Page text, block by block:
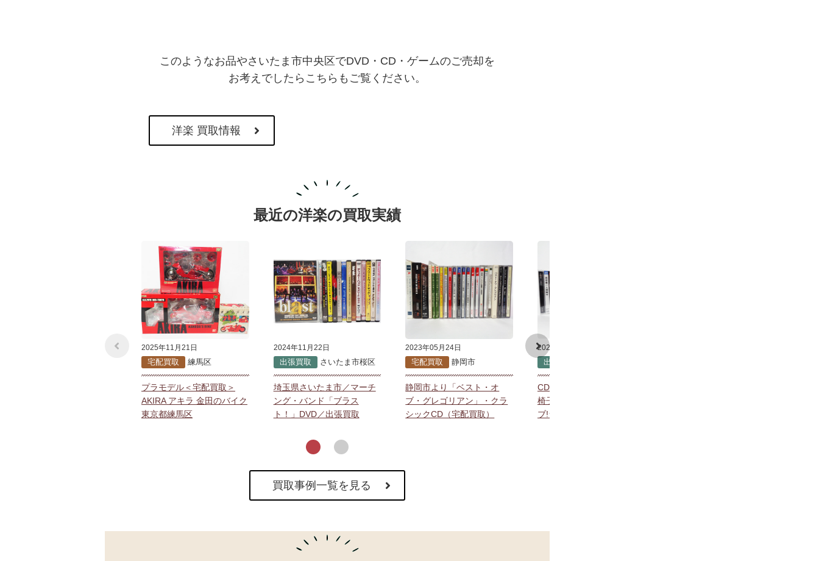
このようなお品やさいたま市中央区でDVD・CD・ゲームのご売却を
お考えでしたらこちらもご覧ください。
洋楽 買取情報
最近の洋楽の買取実績
2025年11月21日
宅配買取 練馬区
プラモデル＜宅配買取＞
AKIRA アキラ 金田のバイク
東京都練馬区
2024年11月22日
出張買取 さいたま市桜区
埼玉県さいたま市／マーチ
ング・バンド「ブラス
ト！」DVD／出張買取
2023年05月24日
宅配買取 静岡市
静岡市より「ベスト・オ
ブ・グレゴリアン」・クラ
シックCD（宅配買取）
2022年10月03日
出張買取
CD（出張買い取り）「人間
椅子 疾風怒濤 人間椅子ライ
ブ!ライブ!!」
買取事例一覧を見る